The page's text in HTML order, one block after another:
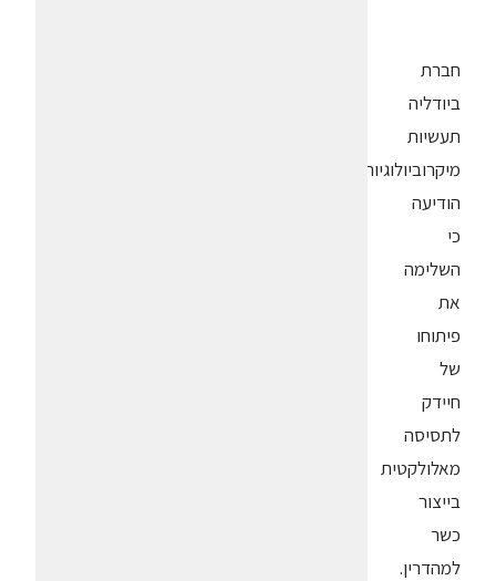
חברת
ביודליה
תעשיות
מיקרוביולוגיות
הודיעה
כי
השלימה
את
פיתוחו
של
חיידק
לתסיסה
מאלולקטית
בייצור
כשר
למהדרין.